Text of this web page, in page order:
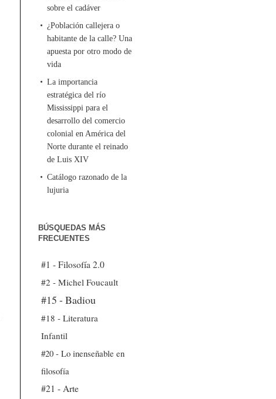
sobre el cadáver
¿Población callejera o
habitante de la calle? Una
apuesta por otro modo de
vida
La importancia
estratégica del río
Mississippi para el
desarrollo del comercio
colonial en América del
Norte durante el reinado
de Luis XIV
Catálogo razonado de la
lujuria
BÚSQUEDAS MÁS
FRECUENTES
#1 - Filosofía 2.0
#2 - Michel Foucault
#15 - Badiou
#18 - Literatura
Infantil
#20 - Lo inenseñable en
filosofía
#21 - Arte